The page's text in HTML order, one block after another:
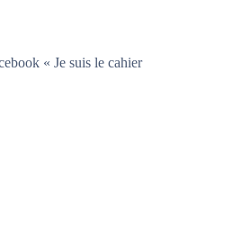
« Je suis le cahier